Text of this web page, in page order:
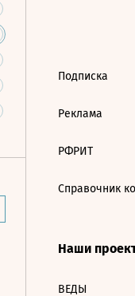
Подписка
Реклама
РФРИТ
Справочник
Наши
ВЕДЫ